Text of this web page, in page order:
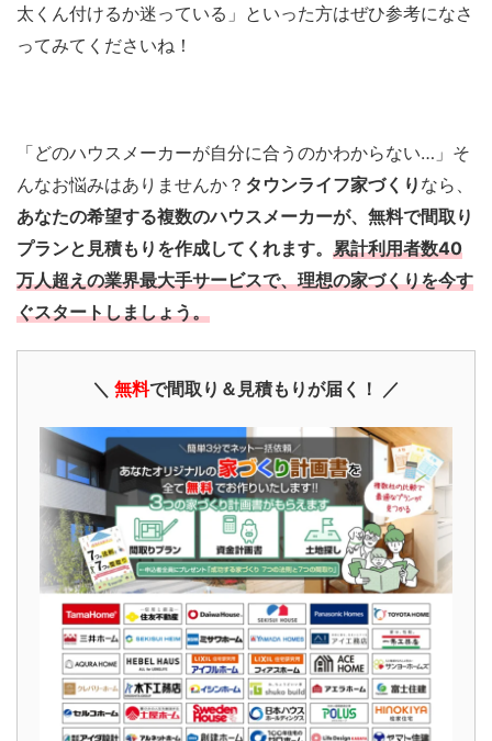
太くん付けるか迷っている」といった方はぜひ参考になさ
ってみてくださいね！
「どのハウスメーカーが自分に合うのかわからない…」そ
んなお悩みはありませんか？ タウンライフ家づくり なら、
あなたの希望する複数のハウスメーカーが、無料で間取り
プランと見積もりを作成してくれます。 累計利用者数40
万人超えの業界最大手サービスで、理想の家づくりを今す
ぐスタートしましょう。
＼ 無料で間取り＆見積もりが届く！ ／